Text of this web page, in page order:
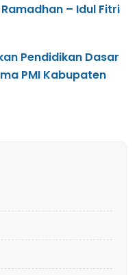
– Idul Fitri
Pendidikan Dasar
PMI Kabupaten